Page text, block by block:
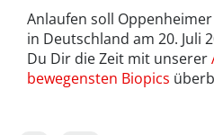
Anlaufen soll
in Deutschland am 20. Juli
Du Dir die Zeit mit unserer
bewegensten Biopics